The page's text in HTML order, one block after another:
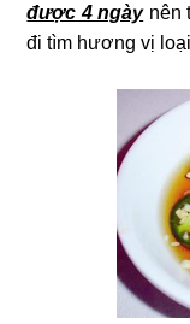
được 4 ngàynên
đi tìm hương vị